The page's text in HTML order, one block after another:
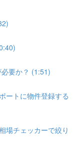
要か？ (1:51)
ートに物件登録する
チェッカーで絞り